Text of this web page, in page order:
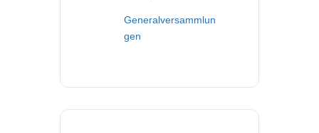
Generalversammlun
gen